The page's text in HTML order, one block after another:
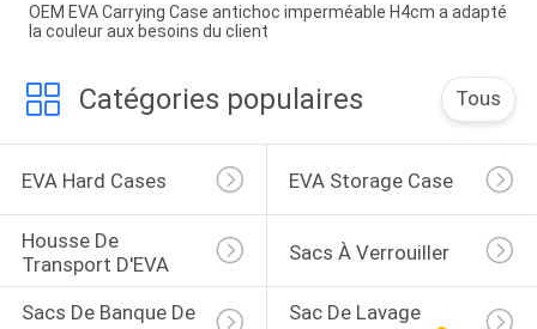
OEM EVA Carrying Case antichoc imperméable H4cm a adapté
la couleur aux besoins du client
Catégories populaires Tous
EVA Hard Cases EVA Storage Case
Housse De
Transport D'EVA
Sacs À Verrouiller
Sacs De Banque De
Sac De Lavage